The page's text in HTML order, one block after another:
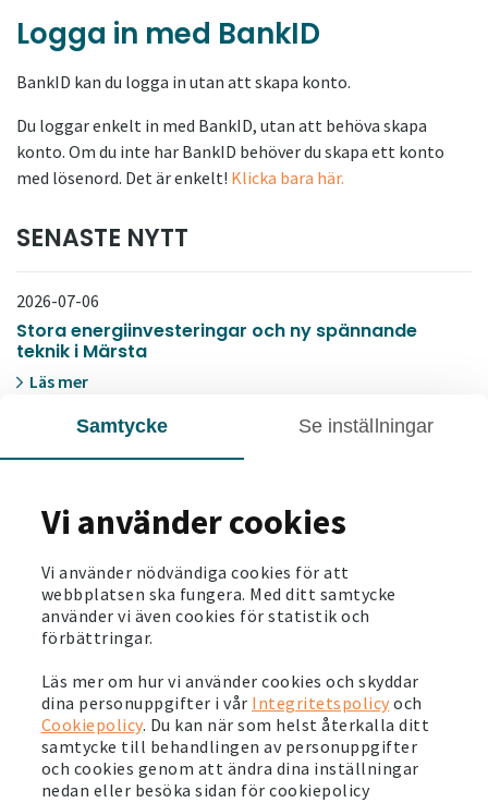
Samtycke Se inställningar
Vi använder cookies
Vi använder nödvändiga cookies för att
webbplatsen ska fungera. Med ditt samtycke
använder vi även cookies för statistik och
förbättringar.
Läs mer om hur vi använder cookies och skyddar
dina personuppgifter i vår Integritetspolicy och
Cookiepolicy. Du kan när som helst återkalla ditt
samtycke till behandlingen av personuppgifter
och cookies genom att ändra dina inställningar
nedan eller besöka sidan för cookiepolicy
Logga in med BankID
BankID kan du logga in utan att skapa konto.
Du loggar enkelt in med BankID, utan att behöva skapa
konto. Om du inte har BankID behöver du skapa ett konto
med lösenord. Det är enkelt! Klicka bara här.
SENASTE NYTT
2026-07-06
Stora energiinvesteringar och ny spännande
teknik i Märsta
Läs mer
Läs mer
2026-05-28
Svensk pensionsfond investerar en miljard för
stärkta boendemiljöer
2026-05-26
Det är dags för årets Järvavecka
Läs mer